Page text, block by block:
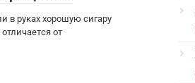
в руках хорошую сигару
от